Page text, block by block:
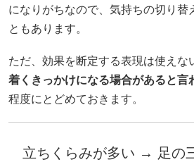
になりがちなので、気持ちの切り替
ともあります。
ただ、効果を断定する表現は使えな
着くきっかけになる場合があると言
程度にとどめておきます。
立ちくらみが多い → 足の